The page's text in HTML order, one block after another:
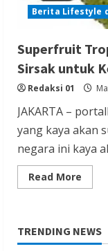
Berita Lifestyle
Superfruit
Sirsak untuk
Redaksi 01
JAKARTA –
yang kaya akan
negara ini kaya
Read More
more
Wajib
TRENDING NEWS